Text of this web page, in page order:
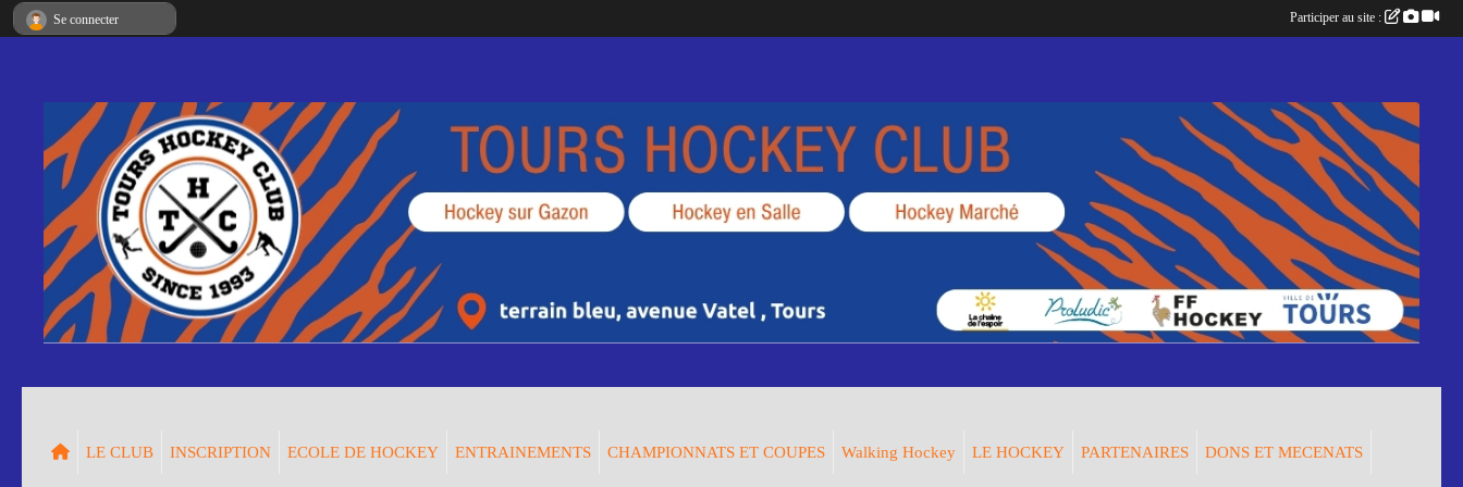
LE CLUB INSCRIPTION ECOLE DE HOCKEY ENTRAINEMENTS CHAMPIONNATS ET COUPES Walking Hockey LE HOCKEY PARTENAIRES DONS ET MECENATS
Se connecter Participer au site :
Panneau de gestion des cookies